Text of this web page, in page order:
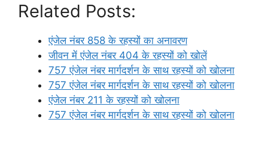
Related Posts:
एंजेल नंबर 858 के रहस्यों का अनावरण
जीवन में एंजेल नंबर 404 के रहस्यों को खोलें
757 एंजेल नंबर मार्गदर्शन के साथ रहस्यों को खोलना
757 एंजेल नंबर मार्गदर्शन के साथ रहस्यों को खोलना
एंजेल नंबर 211 के रहस्यों को खोलना
757 एंजेल नंबर मार्गदर्शन के साथ रहस्यों को खोलना